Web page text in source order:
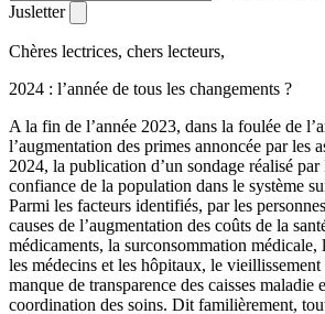
Jusletter
Chères lectrices, chers lecteurs,
2024 : l’année de tous les changements ?
A la fin de l’année 2023, dans la foulée de
l’augmentation des primes annoncée par les
2024, la publication d’un sondage réalisé par
confiance de la population dans le système
Parmi les facteurs identifiés, par les
causes de l’augmentation des coûts de la
médicaments, la surconsommation médicale,
les médecins et les hôpitaux, le
manque de transparence des caisses maladie
coordination des soins. Dit familièrement,